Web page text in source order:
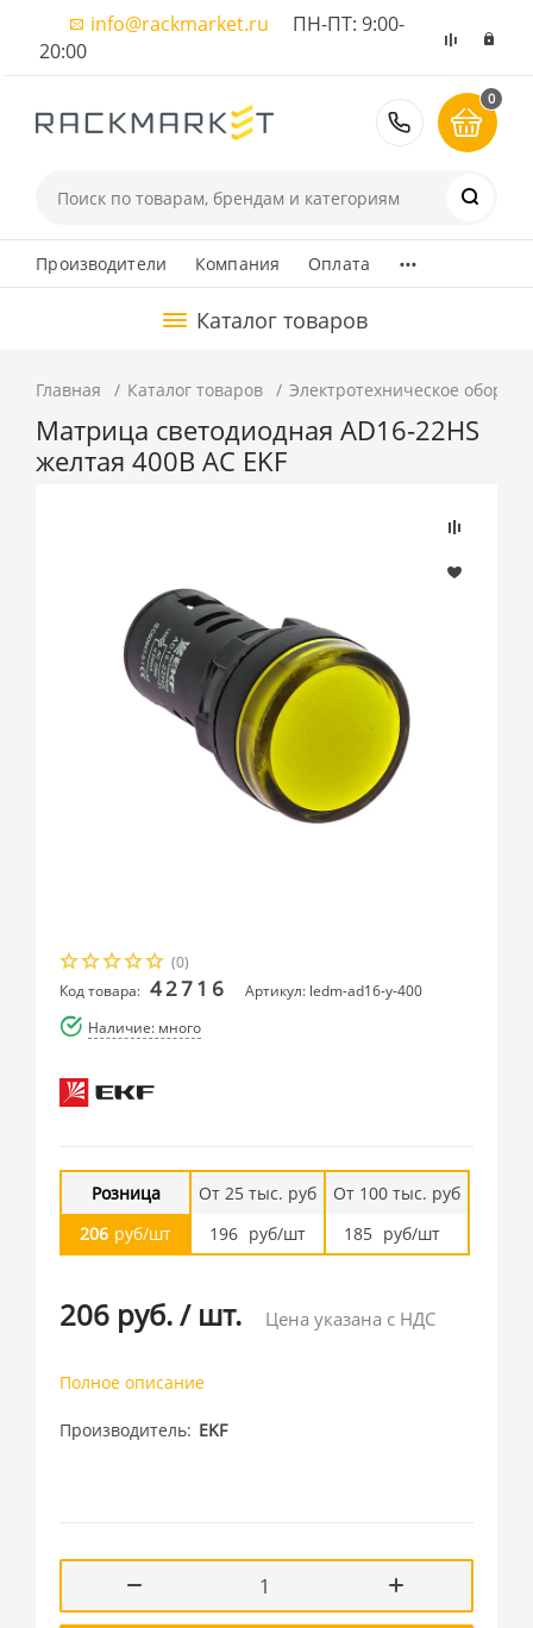
info@rackmarket.ru ПН-ПТ: 9:00-
20:00
8 (495)
0
Производители Компания Оплата ...
Каталог товаров
Главная Каталог товаров Электротехническое
Матрица светодиодная AD16-22HS
желтая 400В AC EKF
(0)
Код товара: 42716
Артикул: ledm-ad16-y-400
Наличие: много
Розница
206 руб/шт
От 25 тыс. руб
196 руб/шт
От 100 тыс. руб
185 руб/шт
206 руб./ шт. Цена указана с НДС
Полное описание
Производитель EKF